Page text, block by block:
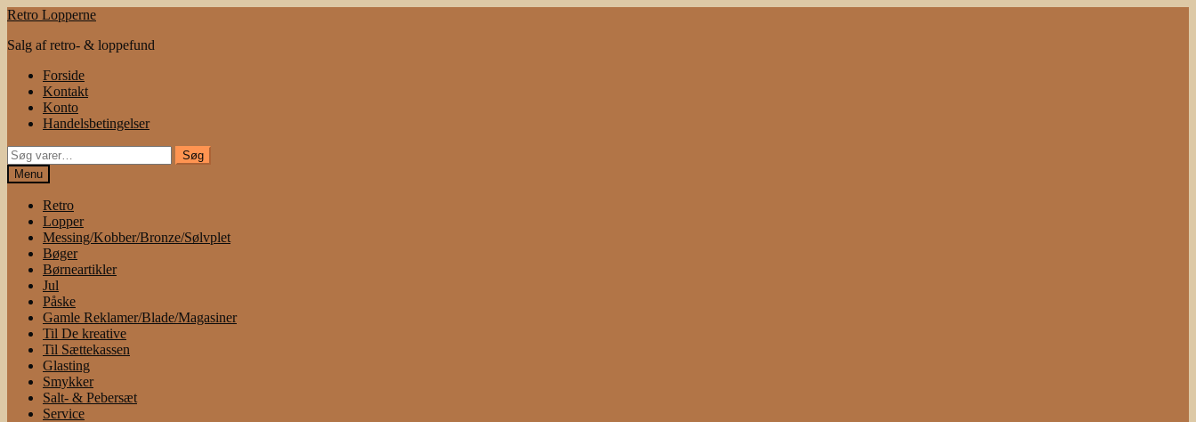
Spring
navigation
Spring
indhold
Retro Lopperne
Salg af retro- & loppefund
Forside
Kontakt
Konto
Handelsbetingelser
Søg
efter:
Søg
Menu
Retro
Lopper
Messing/Kobber/Bronze/Sølvplet
Bøger
Børneartikler
Jul
Påske
Gamle Reklamer/Blade/Magasiner
Til De kreative
Til Sættekassen
Glasting
Smykker
Salt- & Pebersæt
Service